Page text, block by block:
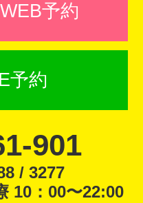
予約
予約
901
/ 3277
10：00〜22:00